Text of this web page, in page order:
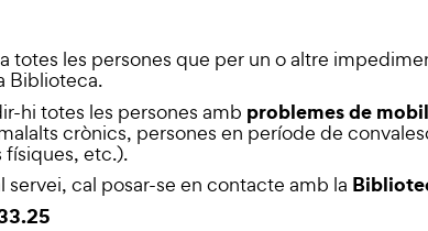
totes les persones que per un o altre
Biblioteca.
hi totes les persones amb problemes de
crònics, persones en període de
etc.).
servei, cal posar-se en contacte amb la